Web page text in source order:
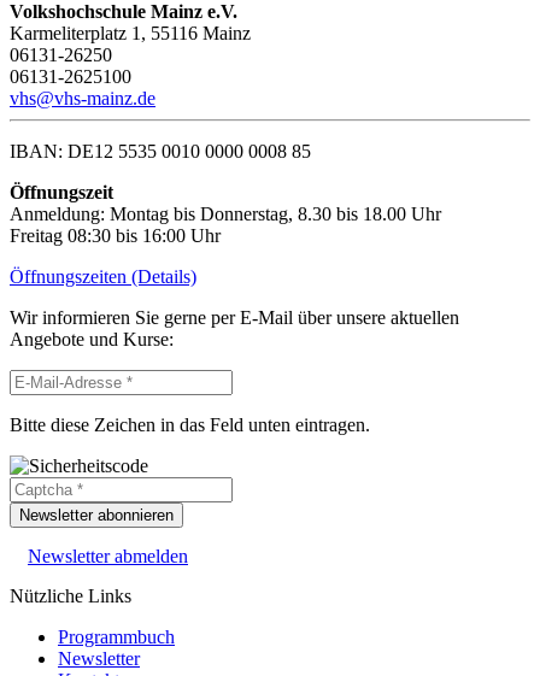
Volkshochschule Mainz e.V.
Karmeliterplatz 1, 55116 Mainz
06131-26250
06131-2625100
vhs@vhs-mainz.de
IBAN: DE12 5535 0010 0000 0008 85
Öffnungszeit
Anmeldung: Montag bis Donnerstag, 8.30 bis 18.00 Uhr
Freitag 08:30 bis 16:00 Uhr
Öffnungszeiten (Details)
Wir informieren Sie gerne per E-Mail über unsere aktuellen
Angebote und Kurse:
Bitte diese Zeichen in das Feld unten eintragen.
Newsletter abonnieren
Newsletter abmelden
Nützliche Links
Programmbuch
Newsletter